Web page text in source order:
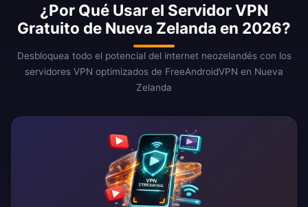
¿Por Qué Usar el Servidor VPN
Gratuito de Nueva Zelanda en 2026?
Desbloquea todo el potencial del internet neozelandés con los
servidores VPN optimizados de FreeAndroidVPN en Nueva
Zelanda